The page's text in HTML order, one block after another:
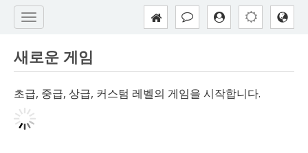
새로운 게임
초급, 중급, 상급, 커스텀 레벨의 게임을 시작합니다.